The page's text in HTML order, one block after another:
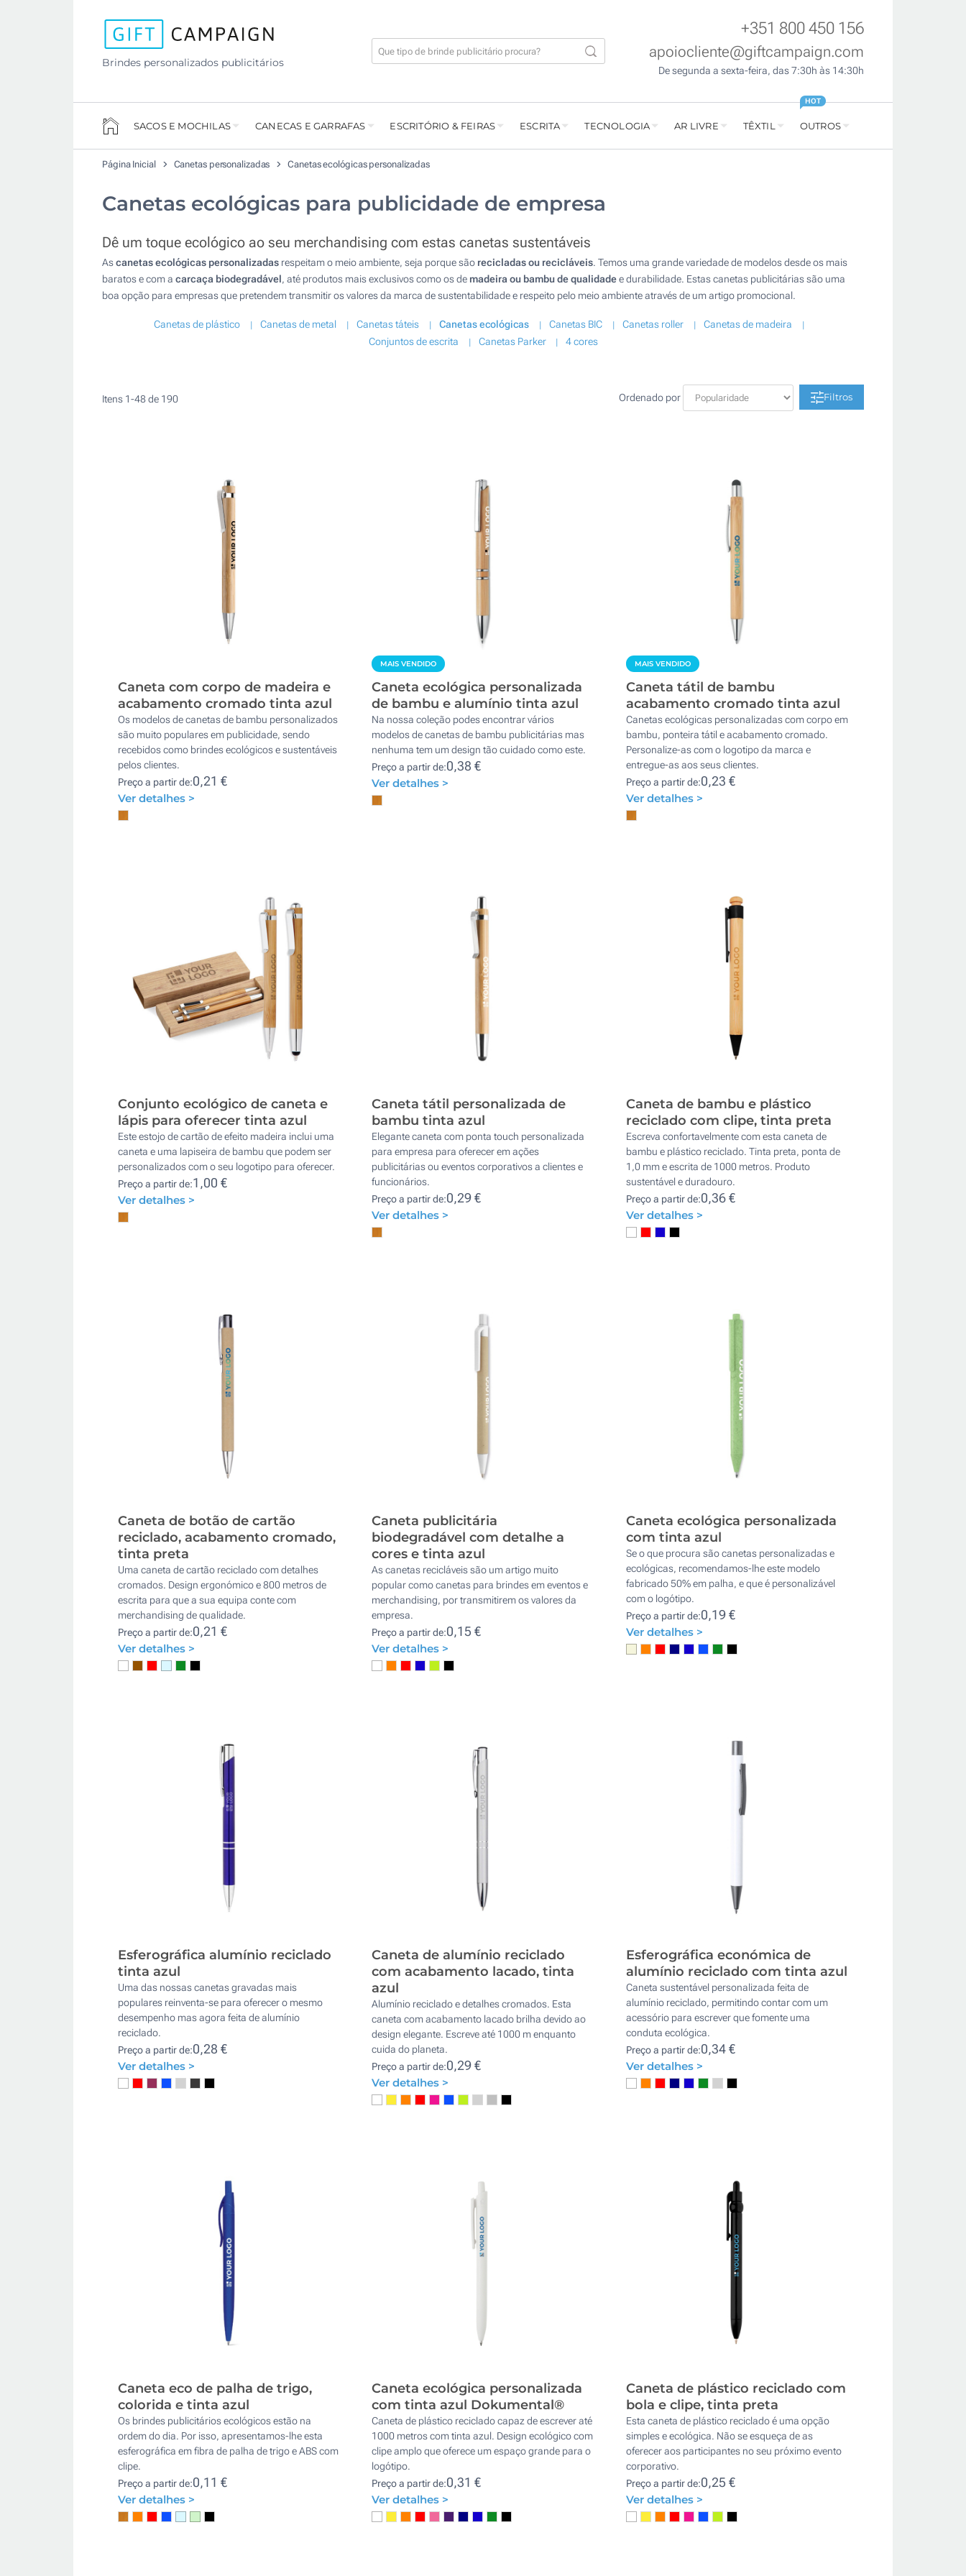
Brindes personalizados publicitários
+351 800 450 156
apoiocliente@giftcampaign.com
De segunda a sexta-feira, das 7:30h às 14:30h
SACOS E MOCHILAS CANECAS E GARRAFAS ESCRITÓRIO & FEIRAS ESCRITA TECNOLOGIA AR LIVRE TÊXTIL OUTROS
HOT
Página Inicial Canetas personalizadas Canetas ecológicas personalizadas
Canetas ecológicas para publicidade de empresa
Dê um toque ecológico ao seu merchandising com estas canetas sustentáveis
Ascanetas ecológicas personalizadas respeitam o meio ambiente, seja porque são recicladas ou recicláveis. Temos uma grande variedade de modelos desde os mais
baratos e com a carcaça biodegradável, até produtos mais exclusivos como os de madeira ou bambu de qualidadee durabilidade. Estas canetas publicitárias são uma
boa opção para empresas que pretendem transmitir os valores da marca de sustentabilidade e respeito pelo meio ambiente através de um artigo promocional.
Canetas de plástico Canetas de metal Canetas táteis Canetas ecológicas Canetas BIC Canetas roller
Canetas de madeira
Conjuntos de escrita
Canetas Parker 4 cores
Itens 1-48de 190 Ordenado por Filtros
Caneta com corpo de madeira e
acabamento cromado tinta azul
Os modelos de canetas de bambu personalizados
são muito populares em publicidade, sendo
recebidos como brindes ecológicos e sustentáveis
pelos clientes.
Preço a partir de:0,21 €
Ver detalhes >
MAIS VENDIDO
Caneta ecológica personalizada
de bambu e alumínio tinta azul
Na nossa coleção podes encontrar vários
modelos de canetas de bambu publicitárias mas
nenhuma tem um design tão cuidado como este.
Preço a partir de:0,38 €
Ver detalhes >
MAIS VENDIDO
Caneta tátil de bambu
acabamento cromado tinta azul
Canetas ecológicas personalizadas com corpo em
bambu, ponteira tátil e acabamento cromado.
Personalize-as com o logotipo da marca e
entregue-as aos seus clientes.
Preço a partir de:0,23 €
Ver detalhes >
Conjunto ecológico de caneta e
lápis para oferecer tinta azul
Este estojo de cartão de efeito madeira inclui uma
caneta e uma lapiseira de bambu que podem ser
personalizados com o seu logotipo para oferecer.
Preço a partir de:1,00 €
Ver detalhes >
Caneta tátil personalizada de
bambu tinta azul
Elegante caneta com ponta touch personalizada
para empresa para oferecer em ações
publicitárias ou eventos corporativos a clientes e
funcionários.
Preço a partir de:0,29 €
Ver detalhes >
Caneta de bambu e plástico
reciclado com clipe, tinta preta
Escreva confortavelmente com esta caneta de
bambu e plástico reciclado. Tinta preta, ponta de
1,0 mm e escrita de 1000 metros. Produto
sustentável e duradouro.
Preço a partir de:0,36 €
Ver detalhes >
Caneta de botão de cartão
reciclado, acabamento cromado,
tinta preta
Uma caneta de cartão reciclado com detalhes
cromados. Design ergonómico e 800 metros de
escrita para que a sua equipa conte com
merchandising de qualidade.
Preço a partir de:0,21 €
Ver detalhes >
Caneta publicitária
biodegradável com detalhe a
cores e tinta azul
As canetas recicláveis são um artigo muito
popular como canetas para brindes em eventos e
merchandising, por transmitirem os valores da
empresa.
Preço a partir de:0,15 €
Ver detalhes >
Caneta ecológica personalizada
com tinta azul
Se o que procura são canetas personalizadas e
ecológicas, recomendamos-lhe este modelo
fabricado 50% em palha, e que é personalizável
com o logótipo.
Preço a partir de:0,19 €
Ver detalhes >
Esferográfica alumínio reciclado
tinta azul
Uma das nossas canetas gravadas mais
populares reinventa-se para oferecer o mesmo
desempenho mas agora feita de alumínio
reciclado.
Preço a partir de:0,28 €
Ver detalhes >
Caneta de alumínio reciclado
com acabamento lacado, tinta
azul
Alumínio reciclado e detalhes cromados. Esta
caneta com acabamento lacado brilha devido ao
design elegante. Escreve até 1000 m enquanto
cuida do planeta.
Preço a partir de:0,29 €
Ver detalhes >
Esferográfica económica de
alumínio reciclado com tinta azul
Caneta sustentável personalizada feita de
alumínio reciclado, permitindo contar com um
acessório para escrever que fomente uma
conduta ecológica.
Preço a partir de:0,34 €
Ver detalhes >
Caneta eco de palha de trigo,
colorida e tinta azul
Os brindes publicitários ecológicos estão na
ordem do dia. Por isso, apresentamos-lhe esta
esferográfica em fibra de palha de trigo e ABS com
clipe.
Preço a partir de:0,11 €
Ver detalhes >
Caneta ecológica personalizada
com tinta azul Dokumental®
Caneta de plástico reciclado capaz de escrever até
1000 metros com tinta azul. Design ecológico com
clipe amplo que oferece um espaço grande para o
logótipo.
Preço a partir de:0,31 €
Ver detalhes >
Caneta de plástico reciclado com
bola e clipe, tinta preta
Esta caneta de plástico reciclado é uma opção
simples e ecológica. Não se esqueça de as
oferecer aos participantes no seu próximo evento
corporativo.
Preço a partir de:0,25 €
Ver detalhes >